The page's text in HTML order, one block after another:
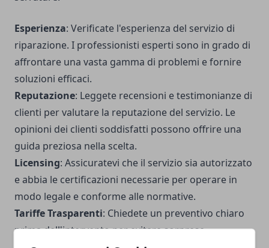
Esperienza: Verificate l'esperienza del servizio di
riparazione. I professionisti esperti sono in grado di
affrontare una vasta gamma di problemi e fornire
soluzioni efficaci.
Reputazione: Leggete recensioni e testimonianze di
clienti per valutare la reputazione del servizio. Le
opinioni dei clienti soddisfatti possono offrire una
guida preziosa nella scelta.
Licensing: Assicuratevi che il servizio sia autorizzato
e abbia le certificazioni necessarie per operare in
modo legale e conforme alle normative.
Tariffe Trasparenti: Chiedete un preventivo chiaro
prima dell'intervento per evitare sorprese